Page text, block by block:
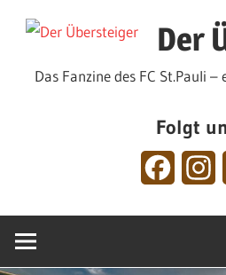
Inhalt
Der
Das Fanzine des FC St.Pauli
Folgt